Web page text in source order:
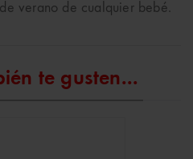
verano de cualquier bebé.
te gusten...